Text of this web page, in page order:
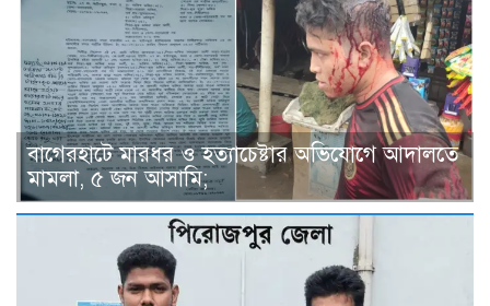
বাগেরহাটে মারধর ও হত্যাচেষ্টার অভিযোগে আদালতে
মামলা, ৫ জন আসামি;